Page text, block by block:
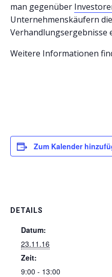
man gegenüber
Unternehmenskäufern
Verhandlungsergebnisse
Weitere Informationen
Zum Kalender
DETAILS
Datum:
23.11.16
Zeit:
9:00 - 13:00